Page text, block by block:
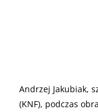
Andrzej Jakubiak,
(KNF), podczas